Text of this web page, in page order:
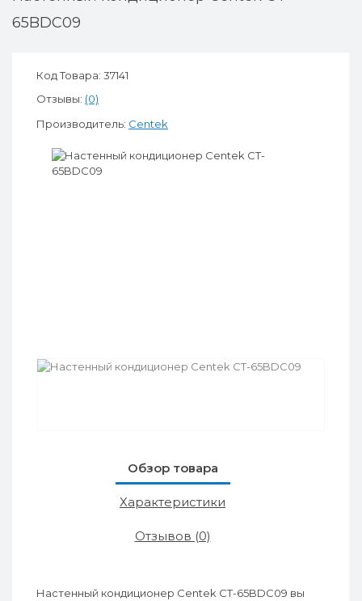
65BDC09
Код Товара: 37141
Отзывы: (0)
Производитель: Centek
Обзор товара
Характеристики
Отзывов (0)
Настенный кондиционер Centek CT-65BDC09 вы